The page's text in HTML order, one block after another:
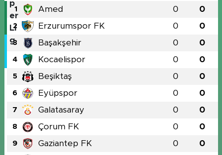
1 Amed 0 0
2 Erzurumspor FK 0 0
3 Başakşehir 0 0
4 Kocaelispor 0 0
5 Beşiktaş 0 0
6 Eyüpspor 0 0
7 Galatasaray 0 0
8 Çorum FK 0 0
9 Gaziantep FK 0 0